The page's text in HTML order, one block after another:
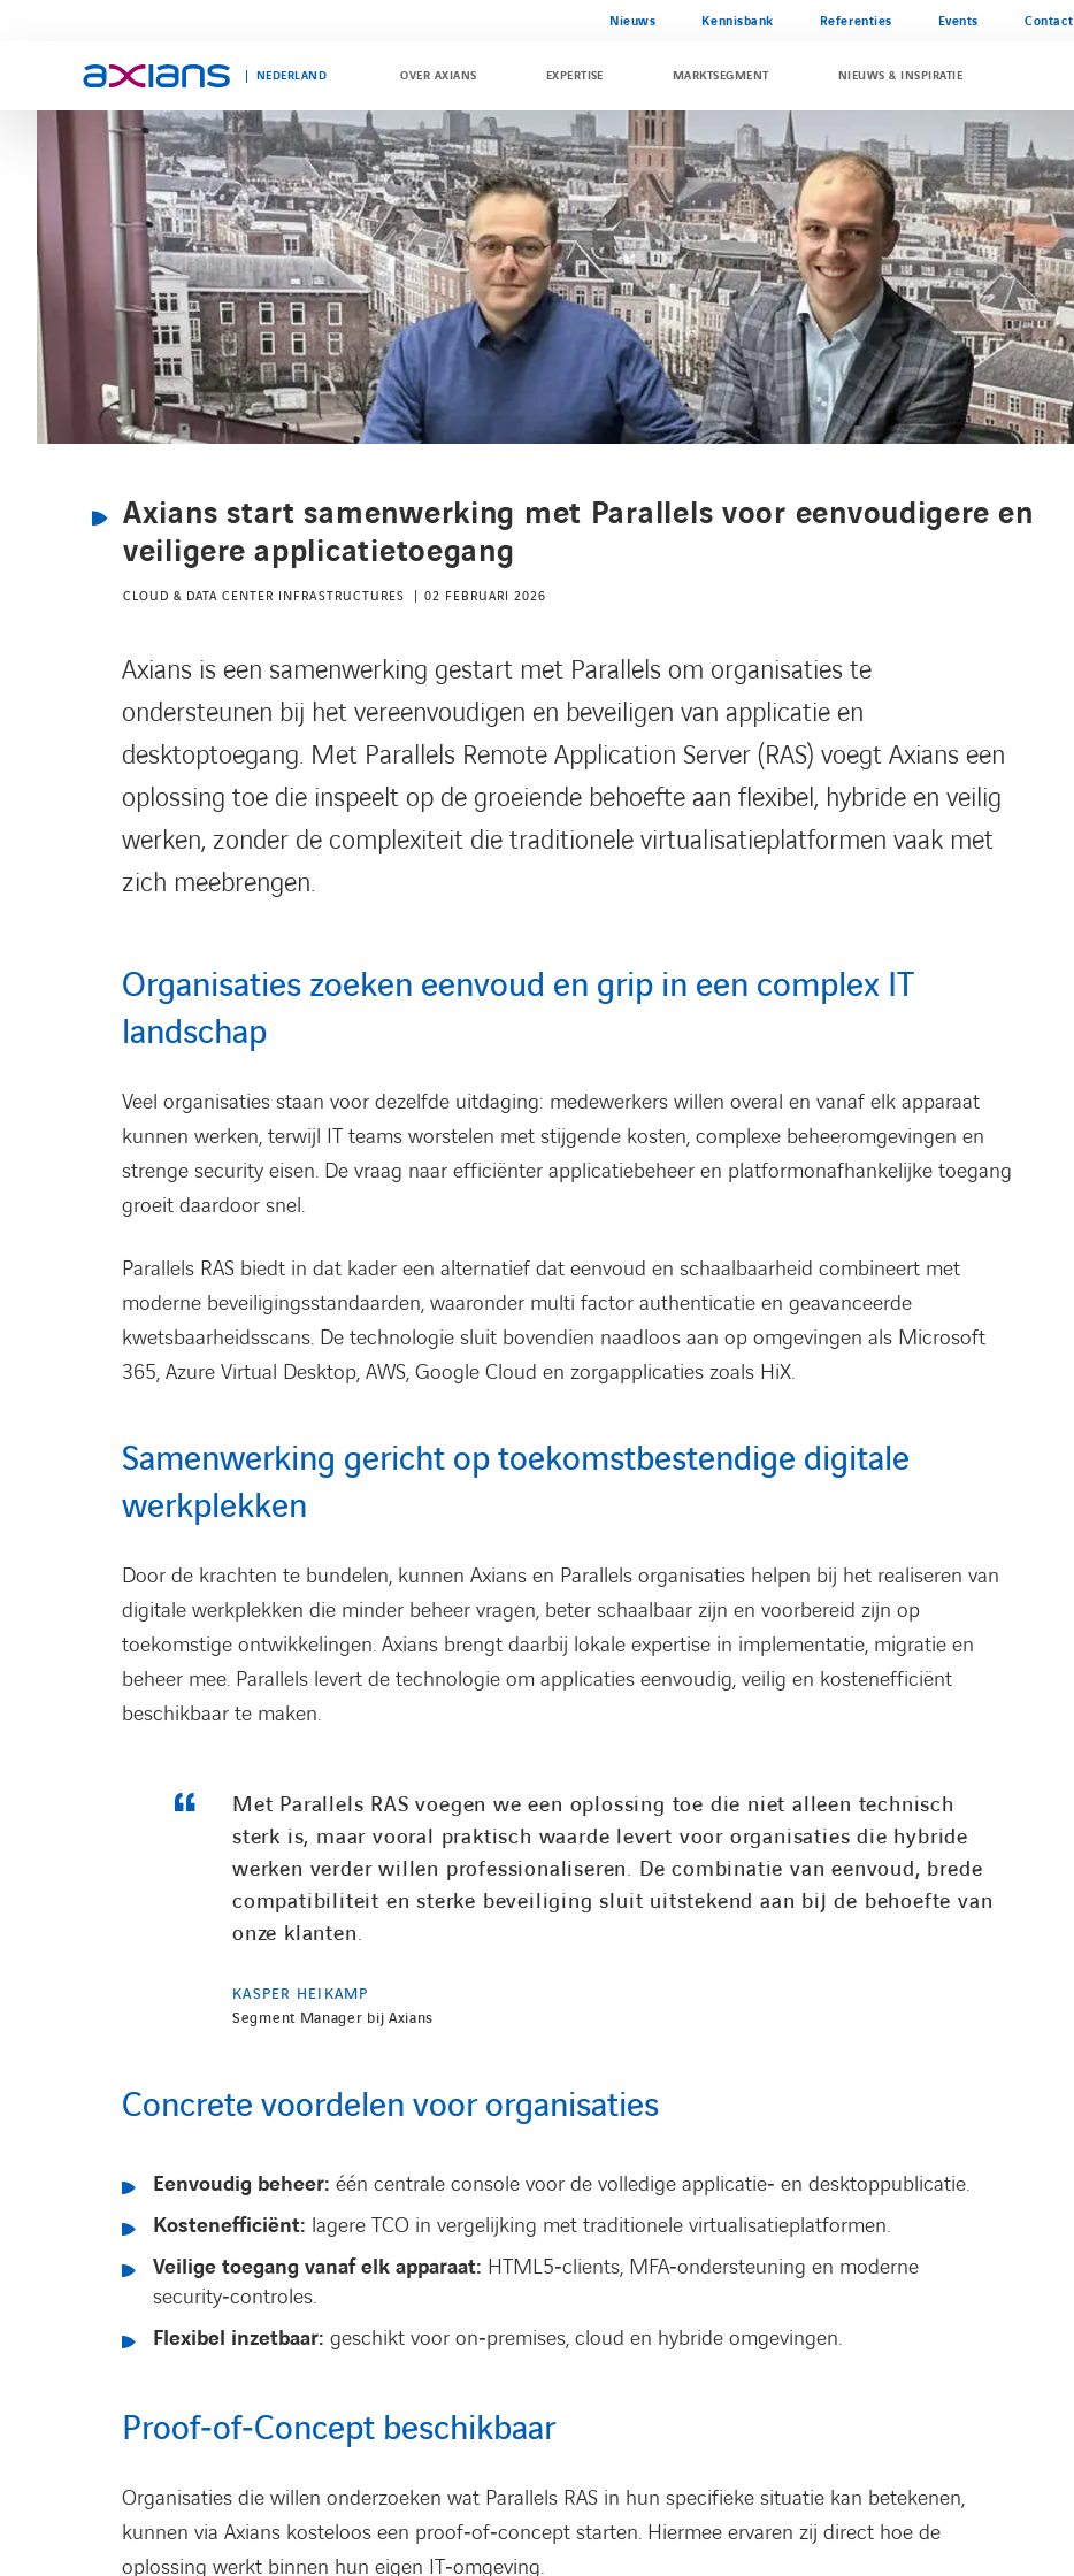
Nieuws Kennisbank Referenties Events Contact
NEDERLAND OVER AXIANS EXPERTISE MARKTSEGMENT NIEUWS & INSPIRATIE
Search
keywords
Axians start samenwerking met Parallels voor eenvoudigere en
veiligere applicatietoegang
CLOUD & DATA CENTER INFRASTRUCTURES 02 FEBRUARI 2026
Axians is een samenwerking gestart met Parallels om organisaties te
ondersteunen bij het vereenvoudigen en beveiligen van applicatie en
desktoptoegang. Met Parallels Remote Application Server (RAS) voegt Axians een
oplossing toe die inspeelt op de groeiende behoefte aan flexibel, hybride en veilig
werken, zonder de complexiteit die traditionele virtualisatieplatformen vaak met
zich meebrengen.
Organisaties zoeken eenvoud en grip in een complex IT
landschap
Veel organisaties staan voor dezelfde uitdaging: medewerkers willen overal en vanaf elk apparaat
kunnen werken, terwijl IT teams worstelen met stijgende kosten, complexe beheeromgevingen en
strenge security eisen. De vraag naar efficiënter applicatiebeheer en platformonafhankelijke toegang
groeit daardoor snel.
Parallels RAS biedt in dat kader een alternatief dat eenvoud en schaalbaarheid combineert met
moderne beveiligingsstandaarden, waaronder multi factor authenticatie en geavanceerde
kwetsbaarheidsscans. De technologie sluit bovendien naadloos aan op omgevingen als Microsoft
365, Azure Virtual Desktop, AWS, Google Cloud en zorgapplicaties zoals HiX.
Samenwerking gericht op toekomstbestendige digitale
werkplekken
Door de krachten te bundelen, kunnen Axians en Parallels organisaties helpen bij het realiseren van
digitale werkplekken die minder beheer vragen, beter schaalbaar zijn en voorbereid zijn op
toekomstige ontwikkelingen. Axians brengt daarbij lokale expertise in implementatie, migratie en
beheer mee. Parallels levert de technologie om applicaties eenvoudig, veilig en kostenefficiënt
beschikbaar te maken.
Met Parallels RAS voegen we een oplossing toe die niet alleen technisch
sterk is, maar vooral praktisch waarde levert voor organisaties die hybride
werken verder willen professionaliseren. De combinatie van eenvoud, brede
compatibiliteit en sterke beveiliging sluit uitstekend aan bij de behoefte van
onze klanten.
KASPER HEIKAMP
Segment Manager bij Axians
Concrete voordelen voor organisaties
Eenvoudig beheer: één centrale console voor de volledige applicatie‑ en desktoppublicatie.
Kostenefficiënt: lagere TCO in vergelijking met traditionele virtualisatieplatformen.
Veilige toegang vanaf elk apparaat: HTML5‑clients, MFA‑ondersteuning en moderne
security‑controles.
Flexibel inzetbaar: geschikt voor on‑premises, cloud en hybride omgevingen.
Proof‑of‑Concept beschikbaar
Organisaties die willen onderzoeken wat Parallels RAS in hun specifieke situatie kan betekenen,
kunnen via Axians kosteloos een proof‑of‑concept starten. Hiermee ervaren zij direct hoe de
oplossing werkt binnen hun eigen IT‑omgeving.